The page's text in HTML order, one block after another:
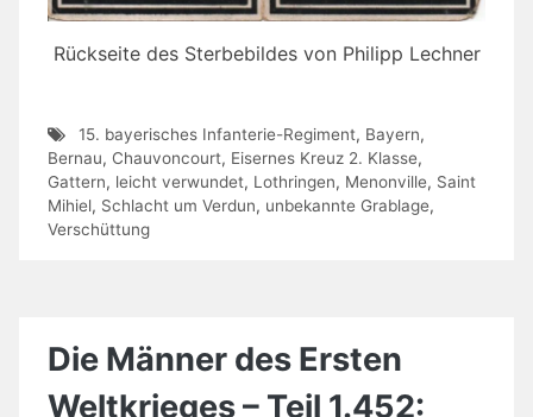
Rückseite des Sterbebildes von Philipp Lechner
15. bayerisches Infanterie-Regiment, Bayern,
Bernau, Chauvoncourt, Eisernes Kreuz 2. Klasse,
Gattern, leicht verwundet, Lothringen, Menonville, Saint
Mihiel, Schlacht um Verdun, unbekannte Grablage,
Verschüttung
Die Männer des Ersten
Weltkrieges – Teil 1.452: